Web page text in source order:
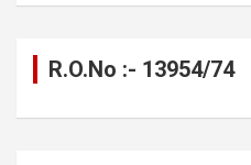
R.O.No :- 13954/74